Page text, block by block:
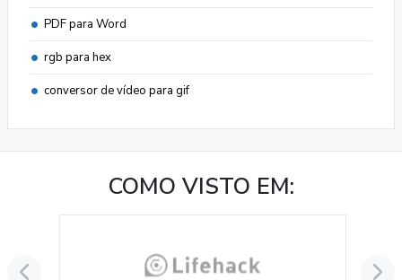
PDF para Word
rgb para hex
conversor de vídeo para gif
COMO VISTO EM: